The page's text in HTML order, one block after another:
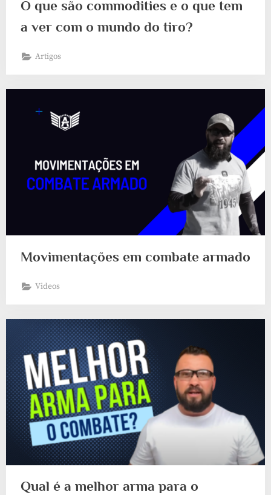
O que são commodities e o que tem
a ver com o mundo do tiro?
Artigos
Movimentações em combate armado
Videos
Qual é a melhor arma para o